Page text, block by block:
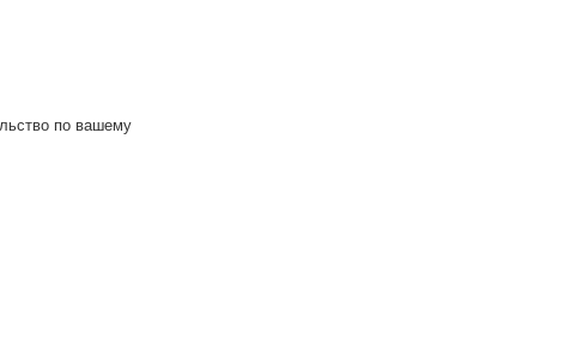
по вашему